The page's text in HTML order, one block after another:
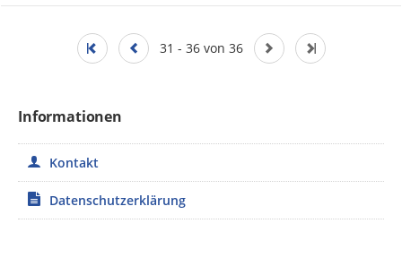
31 - 36 von 36
Informationen
Kontakt
Datenschutzerklärung